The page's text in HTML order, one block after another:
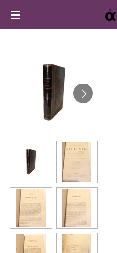
Passer